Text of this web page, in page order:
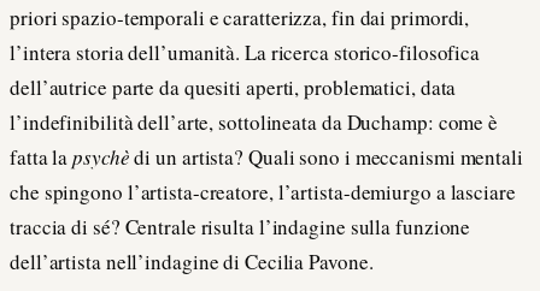
priori spazio-temporali e caratterizza, fin dai primordi,
l’intera storia dell’umanità. La ricerca storico-filosofica
dell’autrice parte da quesiti aperti, problematici, data
l’indefinibilità dell’arte, sottolineata da Duchamp: come è
fatta lapsychèdi un artista? Quali sono i meccanismi mentali
che spingono l’artista-creatore, l’artista-demiurgo a lasciare
traccia di sé? Centrale risulta l’indagine sulla funzione
dell’artista nell’indagine di Cecilia Pavone.